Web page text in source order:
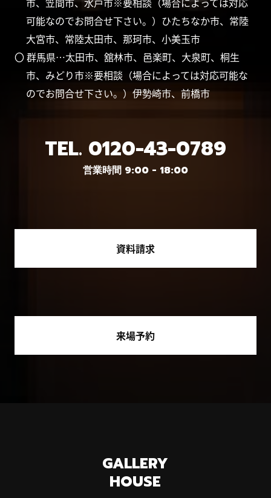
可能なのでお問合せ下さい。）ひたちなか市、常陸
大宮市、常陸太田市、那珂市、小美玉市
〇 群馬県…太田市、舘林市、邑楽町、大泉町、桐生
市、みどり市※要相談（場合によっては対応可能な
のでお問合せ下さい。）伊勢崎市、前橋市
TEL. 0120-43-0789
営業時間 9:00 - 18:00
資料請求
来場予約
GALLERY
HOUSE